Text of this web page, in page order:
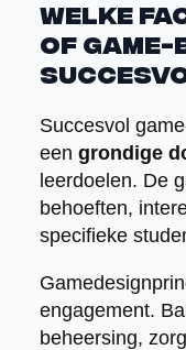
Welke
of
Succesvol
een grondige
leerdoelen. De
behoeften,
specifieke
engagement.
beheersing,